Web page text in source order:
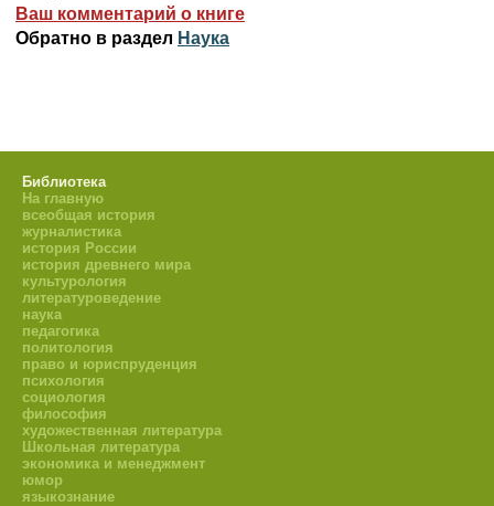
Ваш комментарий о книге
Обратно в раздел Наука
Библиотека
На главную
всеобщая история
журналистика
история России
история древнего мира
культурология
литературоведение
наука
педагогика
политология
право и юриспруденция
психология
социология
философия
художественная литература
Школьная литература
экономика и менеджмент
юмор
языкознание